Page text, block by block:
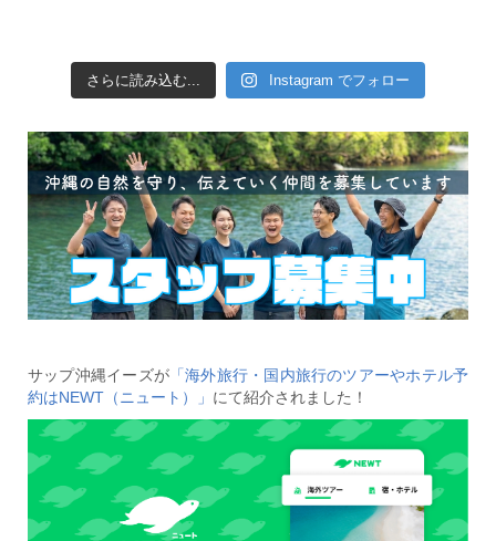
さらに読み込む... Instagram でフォロー
サップ沖縄イーズが 「海外旅行・国内旅行のツアーやホテル予
約はNEWT（ニュート）」 にて紹介されました！